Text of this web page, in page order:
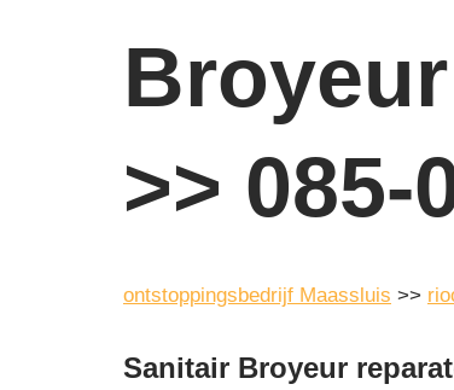
>> 085-
ontstoppingsbedrijf Maassluis >>
Sanitair Broyeur